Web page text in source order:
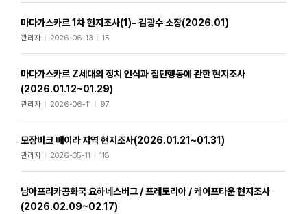
문서
동영상
녹취
기타
마다가스카르 1차 현지조사(1)- 김광수 소장(2026.01)
관리자 2026-06-13 15
마다가스카르 Z세대의 정치 인식과 집단행동에 관한 현지조사
(2026.01.12~01.29)
관리자 2026-06-11 97
모잠비크 베이라 지역 현지조사(2026.01.21~01.31)
관리자 2026-05-11 118
남아프리카공화국 요하네스버그 / 프레토리아 / 케이프타운 현지조사
(2026.02.09~02.17)